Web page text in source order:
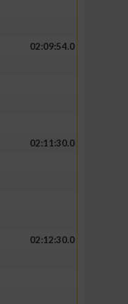
02:09:54.0
02:11:30.0
02:12:30.0